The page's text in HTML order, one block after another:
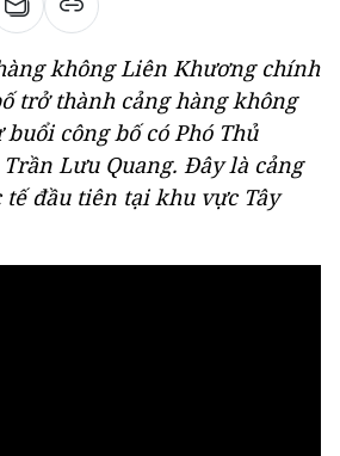
không Liên Khương chính
trở thành cảng hàng không
công bố có Phó Thủ
Lưu Quang. Đây là cảng
đầu tiên tại khu vực Tây